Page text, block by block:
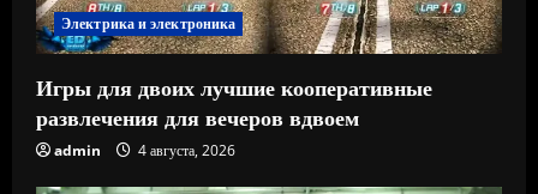
Электрика и электроника
Игры для двоих лучшие кооперативные
развлечения для вечеров вдвоем
admin 4 августа, 2026